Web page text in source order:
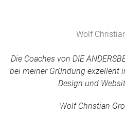
Wolf
Die Coaches von DIE
bei meiner Gründung exzellent
Design und
Wolf Christian